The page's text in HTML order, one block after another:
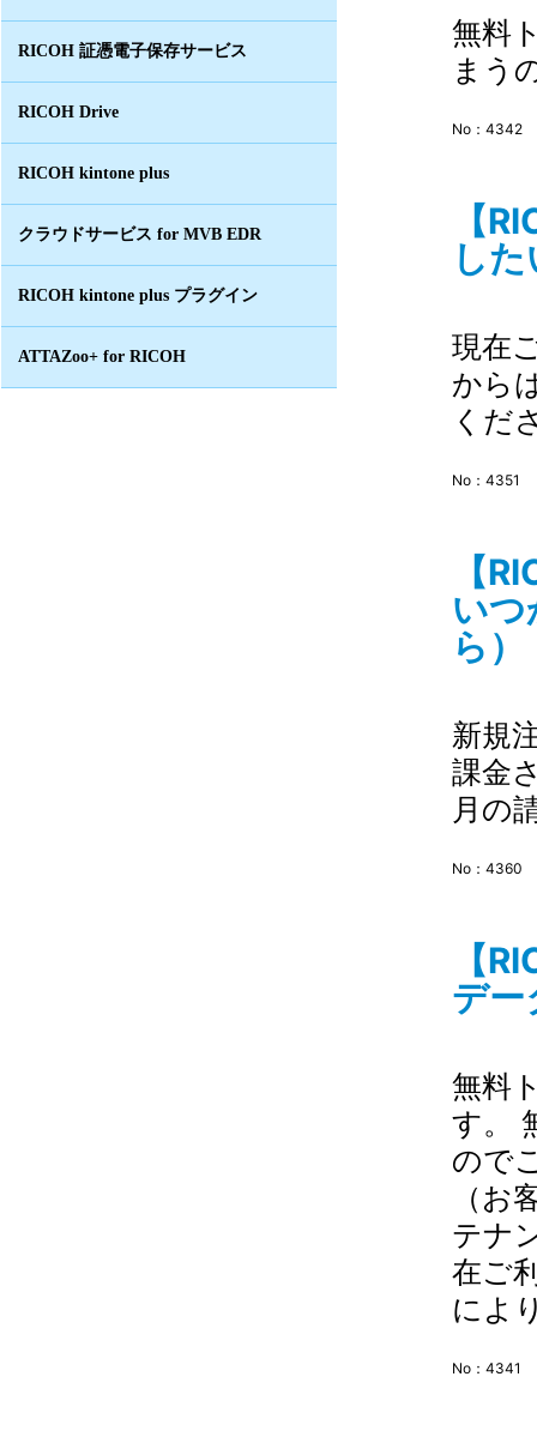
RICOH 証憑電子保存サービス
RICOH Drive
RICOH kintone plus
クラウドサービス for MVB EDR
RICOH kintone plus プラグイン
ATTAZoo+ for RICOH
無料
まう
No：4342
【
し
現在
から
くだ
No：4351
【
いつ
ら
新規
課金
月の
No：4360
【
デ
無料
す。
ので
（
テナ
在ご
によ
No：4341